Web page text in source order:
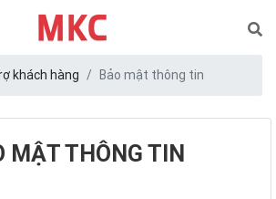
khách hàng Bảo mật thông tin
MẬT THÔNG TIN